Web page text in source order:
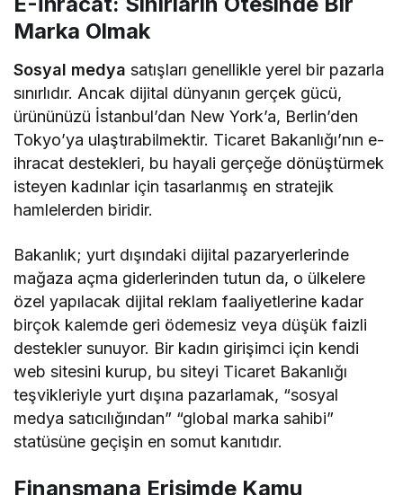
Marka Olmak
Sosyal medya satışları genellikle yerel bir pazarla
sınırlıdır. Ancak dijital dünyanın gerçek gücü,
ürününüzü İstanbul’dan New York’a, Berlin’den
Tokyo’ya ulaştırabilmektir. Ticaret Bakanlığı’nın e-
ihracat destekleri, bu hayali gerçeğe dönüştürmek
isteyen kadınlar için tasarlanmış en stratejik
hamlelerden biridir.
Bakanlık; yurt dışındaki dijital pazaryerlerinde
mağaza açma giderlerinden tutun da, o ülkelere
özel yapılacak dijital reklam faaliyetlerine kadar
birçok kalemde geri ödemesiz veya düşük faizli
destekler sunuyor. Bir kadın girişimci için kendi
web sitesini kurup, bu siteyi Ticaret Bakanlığı
teşvikleriyle yurt dışına pazarlamak, “sosyal
medya satıcılığından” “global marka sahibi”
statüsüne geçişin en somut kanıtıdır.
Finansmana Erişimde Kamu